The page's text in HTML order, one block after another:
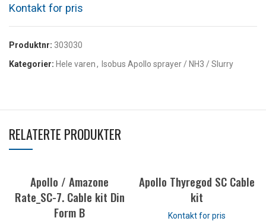
Produktnr: 303030
Kategorier: Hele varen, Isobus Apollo sprayer / NH3 / Slurry
RELATERTE PRODUKTER
Apollo / Amazone
Rate_SC-7. Cable kit Din
Form B
Apollo Thyregod SC Cable
kit